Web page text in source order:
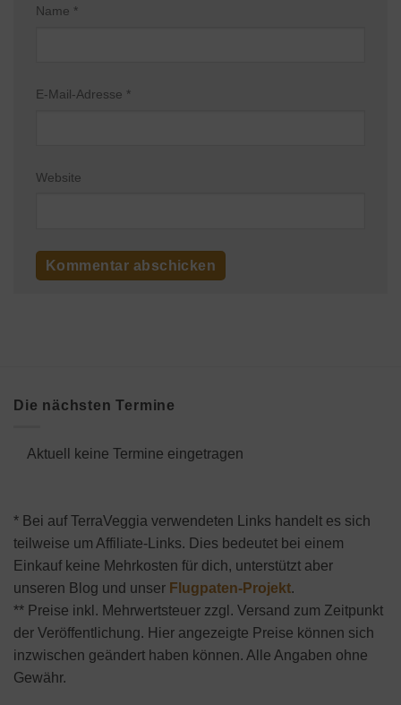
Name *
E-Mail-Adresse *
Website
Die nächsten Termine
Aktuell keine Termine eingetragen
* Bei auf TerraVeggia verwendeten Links handelt es sich
teilweise um Affiliate-Links. Dies bedeutet bei einem
Einkauf keine Mehrkosten für dich, unterstützt aber
unseren Blog und unser Flugpaten-Projekt.
** Preise inkl. Mehrwertsteuer zzgl. Versand zum Zeitpunkt
der Veröffentlichung. Hier angezeigte Preise können sich
inzwischen geändert haben können. Alle Angaben ohne
Gewähr.